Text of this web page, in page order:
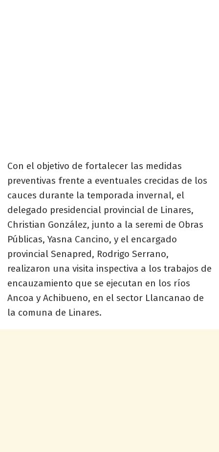
Con el objetivo de fortalecer las medidas
preventivas frente a eventuales crecidas de los
cauces durante la temporada invernal, el
delegado presidencial provincial de Linares,
Christian González, junto a la seremi de Obras
Públicas, Yasna Cancino, y el encargado
provincial Senapred, Rodrigo Serrano,
realizaron una visita inspectiva a los trabajos de
encauzamiento que se ejecutan en los ríos
Ancoa y Achibueno, en el sector Llancanao de
la comuna de Linares.